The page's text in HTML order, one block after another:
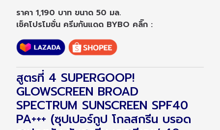
ราคา 1,190 บาท ขนาด 50 มล.
เช็คโปรโมชั่น ครีมกันแดด BYBO คลิ๊ก :
สูตรที่ 4 SUPERGOOP!
GLOWSCREEN BROAD
SPECTRUM SUNSCREEN SPF40
PA+++ (ซุปเปอร์กูป โกลสกรีน บรอด